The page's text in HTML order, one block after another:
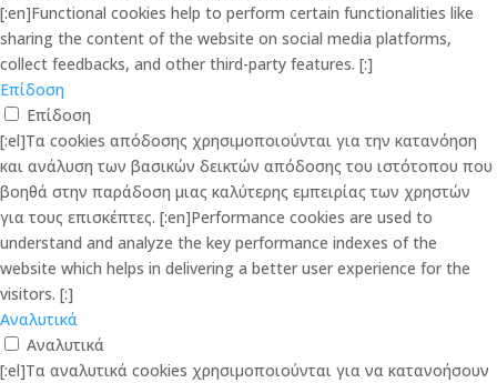
[:en]Functional cookies help to perform certain functionalities like
sharing the content of the website on social media platforms,
collect feedbacks, and other third-party features. [:]
Επίδοση
Επίδοση
[:el]Τα cookies απόδοσης χρησιμοποιούνται για την κατανόηση
και ανάλυση των βασικών δεικτών απόδοσης του ιστότοπου που
βοηθά στην παράδοση μιας καλύτερης εμπειρίας των χρηστών
για τους επισκέπτες. [:en]Performance cookies are used to
understand and analyze the key performance indexes of the
website which helps in delivering a better user experience for the
visitors. [:]
Αναλυτικά
Αναλυτικά
[:el]Τα αναλυτικά cookies χρησιμοποιούνται για να κατανοήσουν